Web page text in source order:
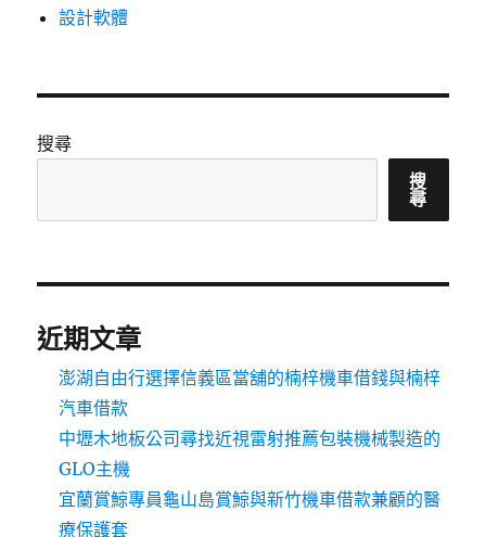
設計軟體
搜尋
搜
尋
近期文章
澎湖自由行選擇信義區當舖的楠梓機車借錢與楠梓
汽車借款
中壢木地板公司尋找近視雷射推薦包裝機械製造的
GLO主機
宜蘭賞鯨專員龜山島賞鯨與新竹機車借款兼顧的醫
療保護套